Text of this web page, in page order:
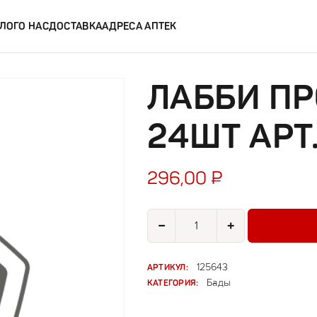
О НАСДОСТАВКААДРЕСА АПТЕК
ЛАББИ
24ШТ
296,00 ₽
−
Количество товара Лабби
+
АРТИКУЛ:
125643
КАТЕГОРИЯ:
Бады